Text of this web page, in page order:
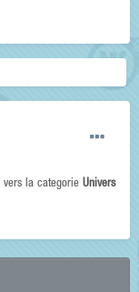
vers la categorieUnivers